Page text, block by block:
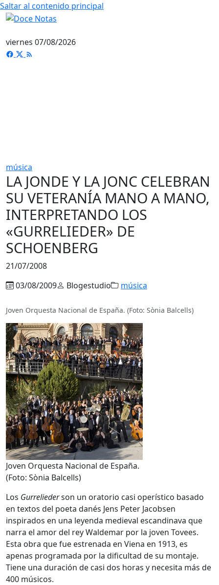
Saltar al contenido principal
viernes 07/08/2026
música
LA JONDE Y LA JONC CELEBRAN
SU VETERANÍA MANO A MANO,
INTERPRETANDO LOS
«GURRELIEDER» DE
SCHOENBERG
21/07/2008
03/08/2009
Blogestudio música
Joven Orquesta Nacional de España. (Foto: Sònia Balcells)
Joven Orquesta Nacional de España.
(Foto: Sònia Balcells)
Los Gurreliederson un oratorio casi operístico basado
en textos del poeta danés Jens Peter Jacobsen
inspirados en una leyenda medieval escandinava que
narra el amor del rey Waldemar por la joven Tovees.
Esta obra que fue estrenada en Viena en 1913, es
apenas programada por la dificultad de su montaje.
Tiene una duración de casi dos horas y necesita más de
400 músicos.